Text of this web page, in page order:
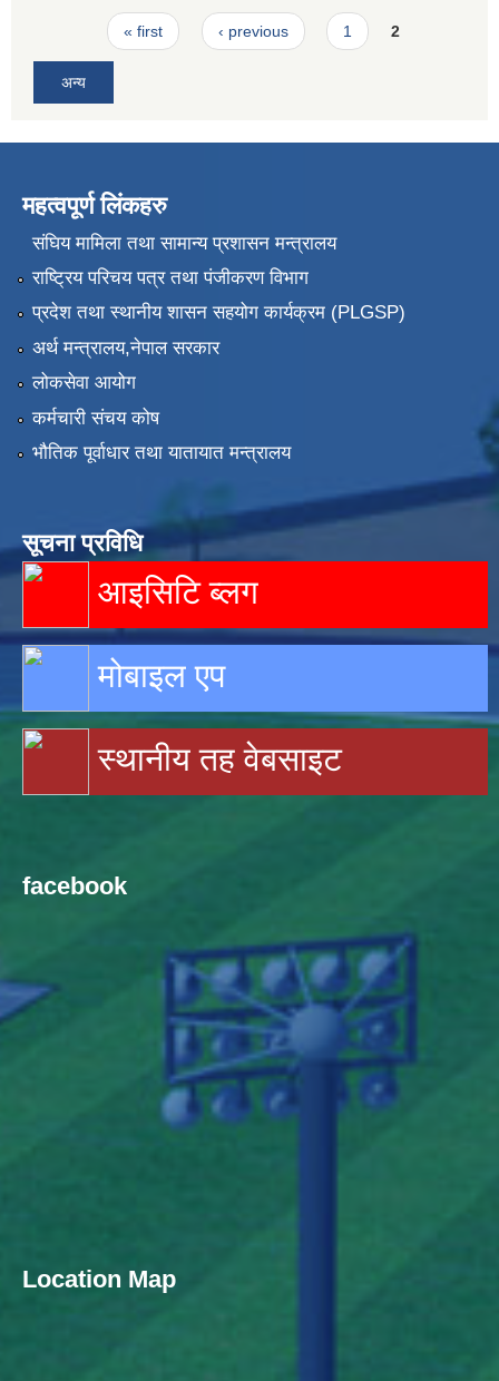
Pages« first ‹ previous 1 2
अन्य
महत्वपूर्ण लिंकहरु
संघिय मामिला तथा सामान्य प्रशासन मन्त्रालय
राष्ट्रिय परिचय पत्र तथा पंजीकरण विभाग
प्रदेश तथा स्थानीय शासन सहयोग कार्यक्रम (PLGSP)
अर्थ मन्त्रालय,नेपाल सरकार
लोकसेवा आयोग
कर्मचारी संचय कोष
भौतिक पूर्वाधार तथा यातायात मन्त्रालय
सूचना प्रविधि
आइसिटि ब्लग
मोबाइल एप
स्थानीय तह वेबसाइट
facebook
Location Map